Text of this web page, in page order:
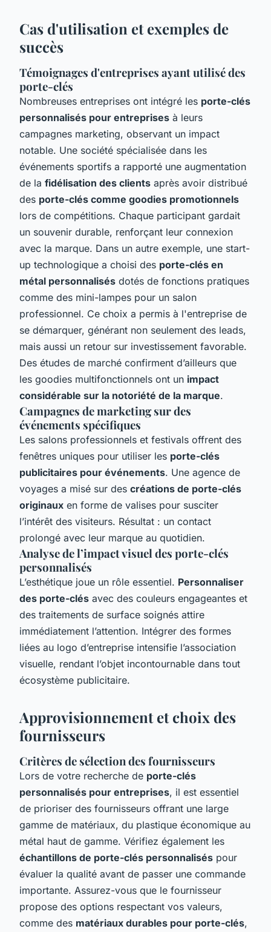
Cas d'utilisation et exemples de
succès
Témoignages d'entreprises ayant utilisé des
porte-clés
Nombreuses entreprises ont intégré les porte-clés
personnalisés pour entreprises à leurs
campagnes marketing, observant un impact
notable. Une société spécialisée dans les
événements sportifs a rapporté une augmentation
de la fidélisation des clients après avoir distribué
des porte-clés comme goodies promotionnels
lors de compétitions. Chaque participant gardait
un souvenir durable, renforçant leur connexion
avec la marque. Dans un autre exemple, une start-
up technologique a choisi des porte-clés en
métal personnalisés dotés de fonctions pratiques
comme des mini-lampes pour un salon
professionnel. Ce choix a permis à l'entreprise de
se démarquer, générant non seulement des leads,
mais aussi un retour sur investissement favorable.
Des études de marché confirment d’ailleurs que
les goodies multifonctionnels ont un impact
considérable sur la notoriété de la marque.
Campagnes de marketing sur des
événements spécifiques
Les salons professionnels et festivals offrent des
fenêtres uniques pour utiliser les porte-clés
publicitaires pour événements. Une agence de
voyages a misé sur des créations de porte-clés
originaux en forme de valises pour susciter
l’intérêt des visiteurs. Résultat : un contact
prolongé avec leur marque au quotidien.
Analyse de l’impact visuel des porte-clés
personnalisés
L’esthétique joue un rôle essentiel. Personnaliser
des porte-clés avec des couleurs engageantes et
des traitements de surface soignés attire
immédiatement l’attention. Intégrer des formes
liées au logo d’entreprise intensifie l’association
visuelle, rendant l’objet incontournable dans tout
écosystème publicitaire.
Approvisionnement et choix des
fournisseurs
Critères de sélection des fournisseurs
Lors de votre recherche de porte-clés
personnalisés pour entreprises, il est essentiel
de prioriser des fournisseurs offrant une large
gamme de matériaux, du plastique économique au
métal haut de gamme. Vérifiez également les
échantillons de porte-clés personnalisés pour
évaluer la qualité avant de passer une commande
importante. Assurez-vous que le fournisseur
propose des options respectant vos valeurs,
comme des matériaux durables pour porte-clés,